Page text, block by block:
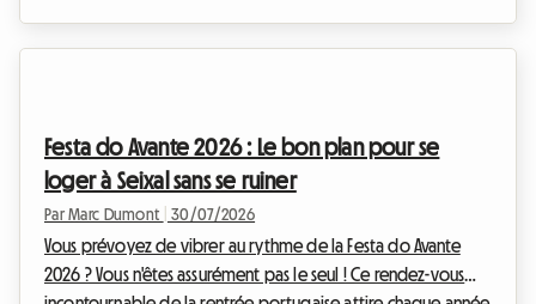
préparation du voyage peut vite se transformer en ...
Festa do Avante 2026 : Le bon plan pour se
loger à Seixal sans se ruiner
Par Marc Dumont 30/07/2026
Vous prévoyez de vibrer au rythme de la Festa do Avante
2026 ? Vous n'êtes assurément pas le seul ! Ce rendez-vous